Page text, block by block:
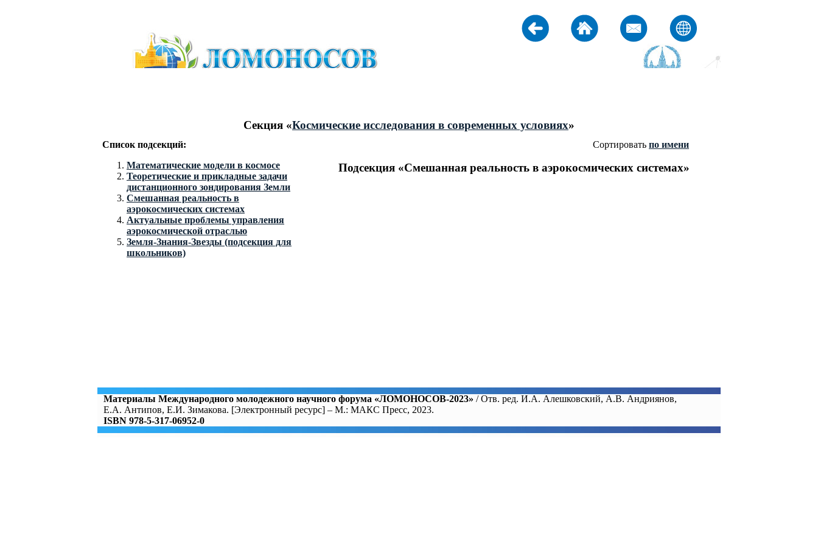
Секция «Космические исследования в современных условиях»
Список подсекций:
Математические модели в космосе
Теоретические и прикладные задачи
дистанционного зондирования Земли
Смешанная реальность в
аэрокосмических системах
Актуальные проблемы управления
аэрокосмической отраслью
Земля-Знания-Звезды (подсекция для
школьников)
Сортировать по имени
Подсекция «Смешанная реальность в аэрокосмических системах»
Материалы Международного молодежного научного форума «ЛОМОНОСОВ-2023» / Отв. ред. И.А. Алешковский, А.В. Андриянов,
Е.А. Антипов, Е.И. Зимакова. [Электронный ресурс] – М.: МАКС Пресс, 2023.
ISBN 978-5-317-06952-0